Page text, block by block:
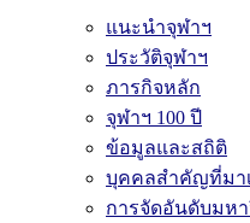
แนะนำจุฬาฯ
ประวัติจุฬาฯ
ภารกิจหลัก
จุฬาฯ 100 ปี
ข้อมูลและสถิติ
บุคคลสำคัญที่มา
การจัดอันดับมห